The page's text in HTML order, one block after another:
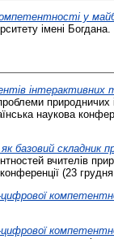
у
імені
інтерактивних
природничих
наукова
базовий складник
вчителів
(23